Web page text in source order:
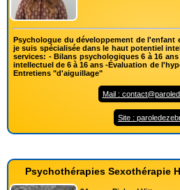
Psychologue du développement de l'enfant
je suis spécialisée dans le haut potentiel
services: - Bilans psychologiques 6 à 16
intellectuel de 6 à 16 ans -Évaluation de
Entretiens "d'aiguillage"
Mail :
Site :
Psychothérapies Sexothérapie